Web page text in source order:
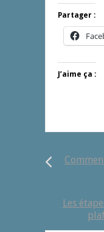
Partager :
J’aime ça :
Les